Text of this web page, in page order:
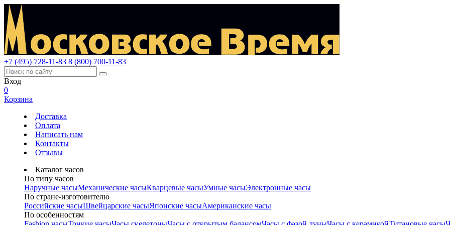
+7 (495) 728-11-83 8 (800) 700-11-83
Вход
0
Корзина
Доставка
Оплата
Написать нам
Контакты
Отзывы
Каталог часов
По типу часов
Наручные часыМеханические часыКварцевые часыУмные часыЭлектронные часы
По стране-изготовителю
Российские часыШвейцарские часыЯпонские часыАмериканские часы
По особенностям